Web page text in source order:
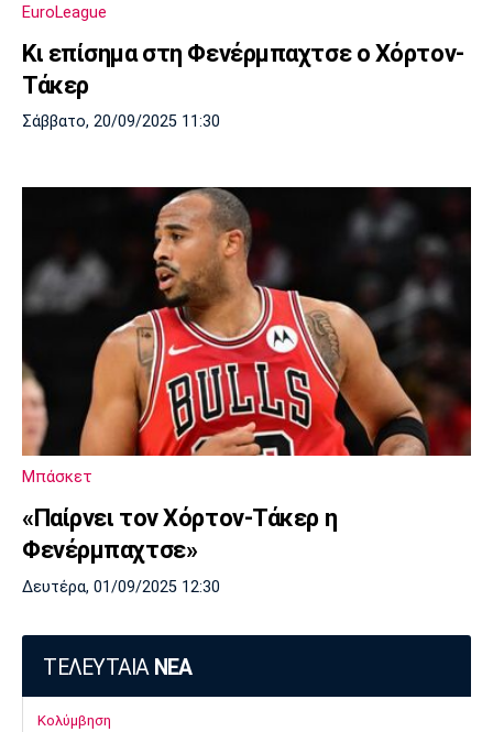
EuroLeague
Κι επίσημα στη Φενέρμπαχτσε ο Χόρτον-
Τάκερ
Σάββατο, 20/09/2025 11:30
Μπάσκετ
«Παίρνει τον Χόρτον-Τάκερ η
Φενέρμπαχτσε»
Δευτέρα, 01/09/2025 12:30
ΤΕΛΕΥΤΑΙΑ ΝΕΑ
Κολύμβηση